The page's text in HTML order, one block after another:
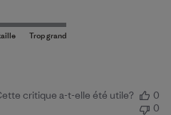
critique a-t-elle été utile?
0
0